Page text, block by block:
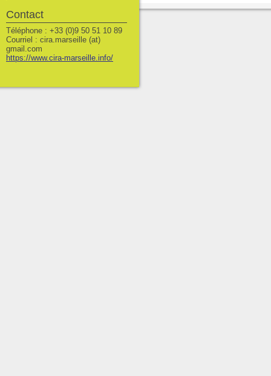
Contact
Téléphone : +33 (0)9 50 51 10 89
Courriel : cira.marseille (at)
gmail.com
https://www.cira-marseille.info/